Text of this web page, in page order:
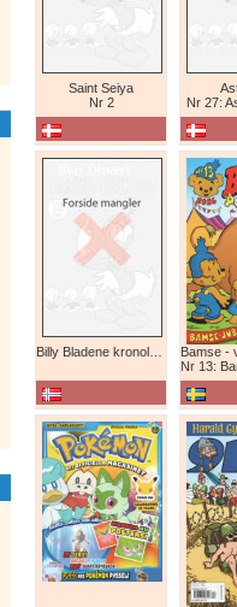
Saint Seiya
Nr 2
Nr 27:
Nr 13: Bamse-